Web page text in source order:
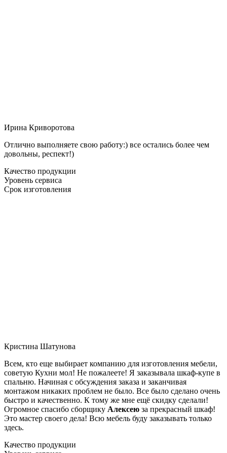
Ирина Криворотова
Отлично выполняете свою работу:) все остались более чем
довольны, респект!)
Качество продукции
Уровень сервиса
Срок изготовления
Кристина Шатунова
Всем, кто еще выбирает компанию для изготовления мебели,
советую Кухни мол! Не пожалеете! Я заказывала шкаф-купе в
спальню. Начиная с обсуждения заказа и заканчивая
монтажом никаких проблем не было. Все было сделано очень
быстро и качественно. К тому же мне ещё скидку сделали!
Огромное спасибо сборщику Алексею за прекрасный шкаф!
Это мастер своего дела! Всю мебель буду заказывать только
здесь.
Качество продукции